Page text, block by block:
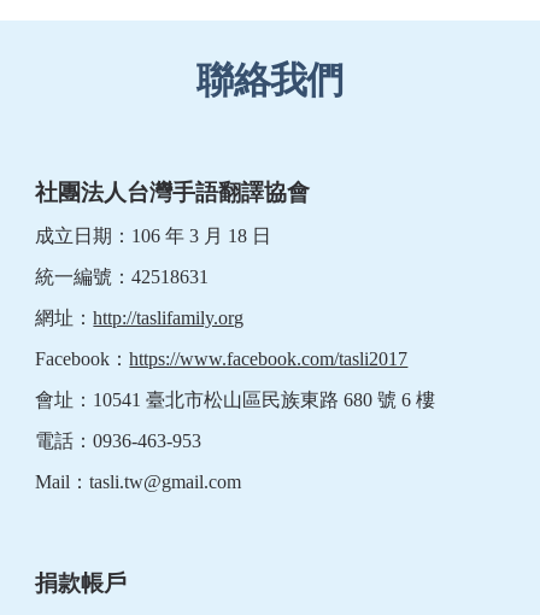
聯絡我們
社團法人台灣手語翻譯協會
成立日期：106 年 3 月 18 日
統一編號：42518631
網址：http://taslifamily.org
Facebook：https://www.facebook.com/tasli2017
會址：10541 臺北市松山區民族東路 680 號 6 樓
電話：0936-463-953
Mail：tasli.tw@gmail.com
捐款帳戶